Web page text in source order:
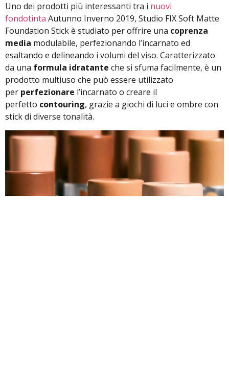
Uno dei prodotti più interessanti tra i nuovi
fondotinta Autunno Inverno 2019, Studio FIX Soft Matte
Foundation Stick è studiato per offrire una coprenza
media modulabile, perfezionando l’incarnato ed
esaltando e delineando i volumi del viso. Caratterizzato
da una formula idratante che si sfuma facilmente, è un
prodotto multiuso che può essere utilizzato
per perfezionare l’incarnato o creare il
perfetto contouring, grazie a giochi di luci e ombre con
stick di diverse tonalità.